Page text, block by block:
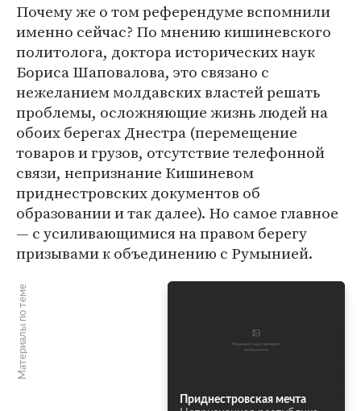
Почему же о том референдуме вспомнили
именно сейчас? По мнению кишиневского
политолога, доктора исторических наук
Бориса Шаповалова, это связано с
нежеланием молдавских властей решать
проблемы, осложняющие жизнь людей на
обоих берегах Днестра (перемещение
товаров и грузов, отсутствие телефонной
связи, непризнание Кишиневом
приднестровских документов об
образовании и так далее). Но самое главное
— с усиливающимися на правом берегу
призывами к объединению с Румынией.
Материалы по теме
Приднестровская мечта